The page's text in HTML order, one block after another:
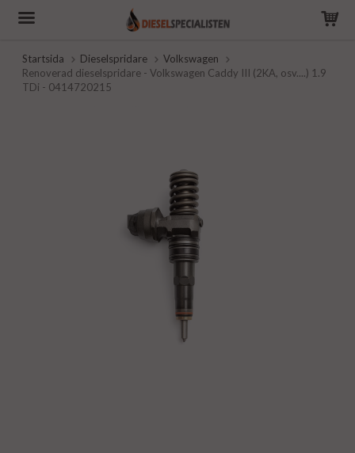
Startsida Dieselspridare
Volkswagen
Renoverad dieselspridare - Volkswagen Caddy III (2KA, osv....) 1.9
TDi - 0414720215